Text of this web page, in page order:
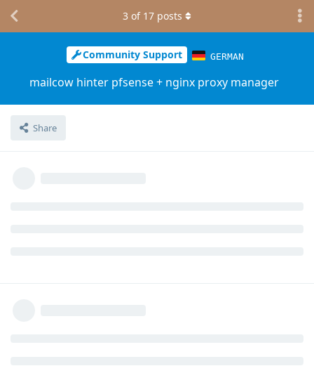
Community Support GERMAN
mailcow hinter pfsense + nginx proxy manager
Share
3 of 17 posts